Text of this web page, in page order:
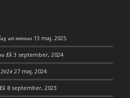
att minnas 13 maj, 2025
Ek 3 september, 2024
27 maj, 2024
8 september, 2023